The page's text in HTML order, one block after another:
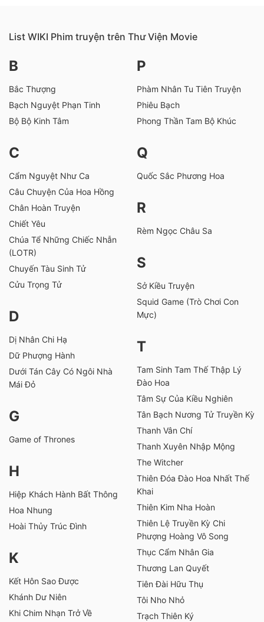
List WIKI Phim truyện trên Thư Viện Movie
B
Bắc Thượng
Bạch Nguyệt Phạn Tinh
Bộ Bộ Kinh Tâm
C
Cẩm Nguyệt Như Ca
Câu Chuyện Của Hoa Hồng
Chân Hoàn Truyện
Chiết Yêu
Chúa Tể Những Chiếc Nhẫn
(LOTR)
Chuyến Tàu Sinh Tử
Cửu Trọng Tử
D
Dị Nhân Chi Hạ
Dữ Phượng Hành
Dưới Tán Cây Có Ngôi Nhà
Mái Đỏ
G
Game of Thrones
H
Hiệp Khách Hành Bất Thông
Hoa Nhung
Hoài Thủy Trúc Đình
K
Kết Hôn Sao Được
Khánh Dư Niên
Khi Chim Nhạn Trở Về
P
Phàm Nhân Tu Tiên Truyện
Phiêu Bạch
Phong Thần Tam Bộ Khúc
Q
Quốc Sắc Phương Hoa
R
Rèm Ngọc Châu Sa
S
Sở Kiều Truyện
Squid Game (Trò Chơi Con
Mực)
T
Tam Sinh Tam Thế Thập Lý
Đào Hoa
Tâm Sự Của Kiều Nghiên
Tân Bạch Nương Tử Truyền Kỳ
Thanh Vân Chí
Thanh Xuyên Nhập Mộng
The Witcher
Thiên Đóa Đào Hoa Nhất Thế
Khai
Thiên Kim Nha Hoàn
Thiên Lệ Truyền Kỳ Chi
Phượng Hoàng Vô Song
Thục Cẩm Nhân Gia
Thương Lan Quyết
Tiên Đài Hữu Thụ
Tôi Nho Nhỏ
Trạch Thiên Ký